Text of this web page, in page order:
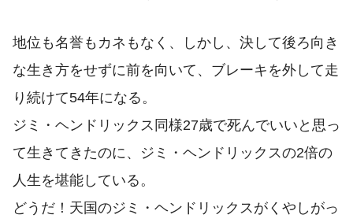
地位も名誉もカネもなく、しかし、決して後ろ向き
な生き方をせずに前を向いて、ブレーキを外して走
り続けて54年になる。
ジミ・ヘンドリックス同様27歳で死んでいいと思っ
て生きてきたのに、ジミ・ヘンドリックスの2倍の
人生を堪能している。
どうだ！天国のジミ・ヘンドリックスがくやしがっ